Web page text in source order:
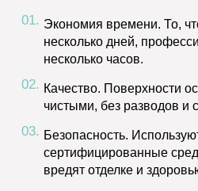
Экономия времени. То,
несколько дней,
несколько часов.
Качество. Поверхности
чистыми, без разводов и
Безопасность.
сертифицированные
вредят отделке и